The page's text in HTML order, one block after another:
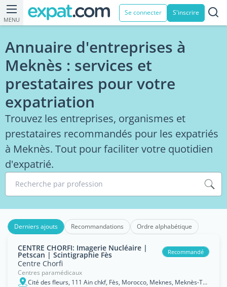
MENU
Se connecter S'inscrire
Annuaire d'entreprises à
Meknès : services et
prestataires pour votre
expatriation
Trouvez les entreprises, organismes et
prestataires recommandés pour les expatriés
à Meknès. Tout pour faciliter votre quotidien
d'expatrié.
Recherche par profession
Derniers ajouts Recommandations Ordre alphabétique
CENTRE CHORFI: Imagerie Nucléaire |
Petscan | Scintigraphie Fès Recommandé
Centre Chorfi
Centres paramédicaux
Cité des fleurs, 111 Ain chkf, Fès, Morocco, Meknes, Meknès-Tafilalet